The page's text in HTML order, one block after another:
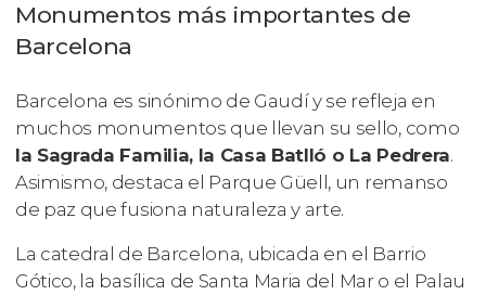
Monumentos más importantes de
Barcelona
Barcelona es sinónimo de Gaudí y se refleja en
muchos monumentos que llevan su sello, como
la Sagrada Familia, la Casa Batlló o La Pedrera.
Asimismo, destaca el Parque Güell, un remanso
de paz que fusiona naturaleza y arte.
La catedral de Barcelona, ubicada en el Barrio
Gótico, la basílica de Santa Maria del Mar o el Palau